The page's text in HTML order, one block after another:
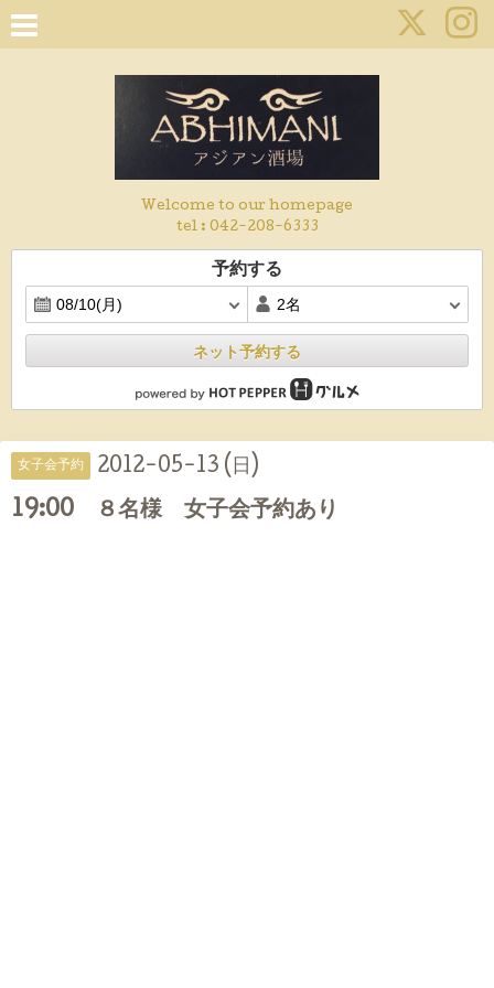
Welcome to our homepage
tel : 042-208-6333
予約する
ネット予約する
女子会予約 2012-05-13 (日)
19:00 ８名様 女子会予約あり